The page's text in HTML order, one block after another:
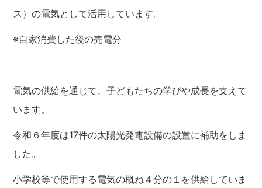
ス）の電気として活用しています。
※自家消費した後の売電分
電気の供給を通じて、子どもたちの学びや成長を支えて
います。
令和６年度は17件の太陽光発電設備の設置に補助をしま
した。
小学校等で使用する電気の概ね４分の１を供給していま